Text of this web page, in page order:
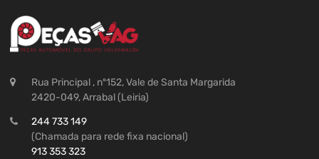
Rua Principal , nº152, Vale de Santa Margarida
2420-049, Arrabal (Leiria)
244 733 149
(Chamada para rede fixa nacional)
913 353 323